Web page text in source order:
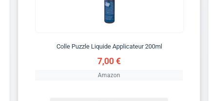
Colle Puzzle Liquide Applicateur 200ml
7,00 €
Amazon